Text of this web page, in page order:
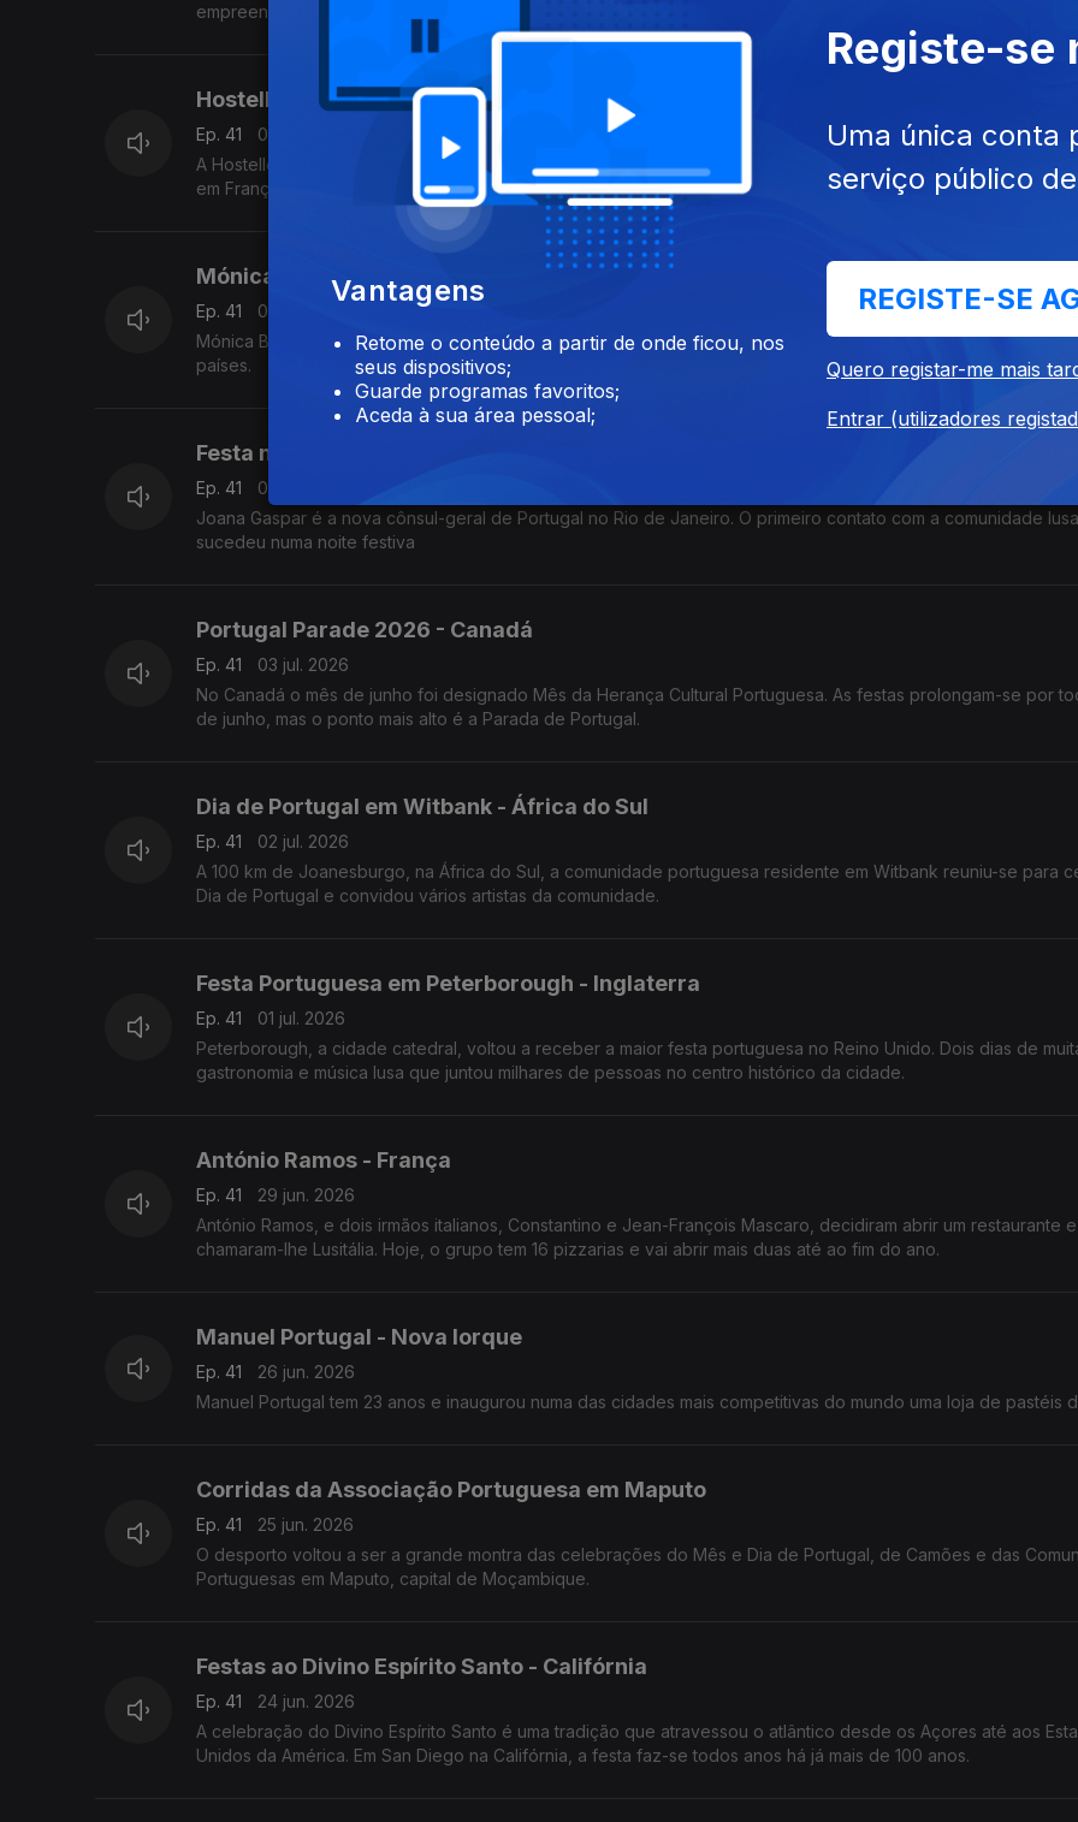
empreender - desde 1987 - neste território.
Hostellerie du Parc - França
Ep. 41
08 jul. 2026
A Hostellerie du Parc é um antigo palacete histórico agora propriedade da portuguesa Vera Poeta, natural de
em França há 18 anos.
Mónica Bastos - Luxemburgo
Ep. 41
07 jul. 2026
Mónica Bastos professora de formação, mora no Luxemburgo e coordena atualmente o ensino do português
países.
Festa no Consulado – Rio de Janeiro
Ep. 41
06 jul. 2026
Joana Gaspar é a nova cônsul-geral de Portugal no Rio de Janeiro. O primeiro contato com a comunidade lusa
sucedeu numa noite festiva
Portugal Parade 2026 - Canadá
Ep. 41
03 jul. 2026
No Canadá o mês de junho foi designado Mês da Herança Cultural Portuguesa. As festas prolongam-se por
de junho, mas o ponto mais alto é a Parada de Portugal.
Dia de Portugal em Witbank - África do Sul
Ep. 41
02 jul. 2026
A 100 km de Joanesburgo, na África do Sul, a comunidade portuguesa residente em Witbank reuniu-se para
Dia de Portugal e convidou vários artistas da comunidade.
Festa Portuguesa em Peterborough - Inglaterra
Ep. 41
01 jul. 2026
Peterborough, a cidade catedral, voltou a receber a maior festa portuguesa no Reino Unido. Dois dias de
gastronomia e música lusa que juntou milhares de pessoas no centro histórico da cidade.
António Ramos - França
Ep. 41
29 jun. 2026
António Ramos, e dois irmãos italianos, Constantino e Jean-François Mascaro, decidiram abrir um restaurante e
chamaram-lhe Lusitália. Hoje, o grupo tem 16 pizzarias e vai abrir mais duas até ao fim do ano.
Manuel Portugal - Nova Iorque
Ep. 41
26 jun. 2026
Manuel Portugal tem 23 anos e inaugurou numa das cidades mais competitivas do mundo uma loja de pastéis
Corridas da Associação Portuguesa em Maputo
Ep. 41
25 jun. 2026
O desporto voltou a ser a grande montra das celebrações do Mês e Dia de Portugal, de Camões e das
Portuguesas em Maputo, capital de Moçambique.
Festas ao Divino Espírito Santo - Califórnia
Ep. 41
24 jun. 2026
A celebração do Divino Espírito Santo é uma tradição que atravessou o atlântico desde os Açores até aos
Unidos da América. Em San Diego na Califórnia, a festa faz-se todos anos há já mais de 100 anos.
Vantagens
Retome o conteúdo a partir de onde ficou, nos
seus dispositivos;
Guarde programas favoritos;
Aceda à sua área pessoal;
Registe-se
Uma única conta
serviço público
REGISTE-SE
Quero registar-me mais
Entrar (utilizadores